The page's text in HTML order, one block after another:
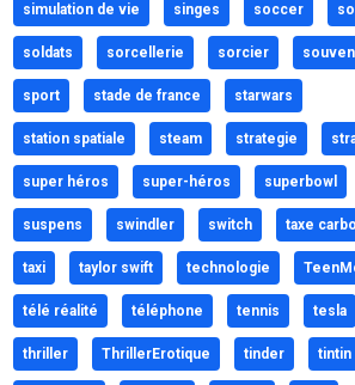
simulation de vie singes soccer
soldats sorcellerie sorcier
sport stade de france starwars
station spatiale steam strategie
super héros super-héros superbowl
suspens swindler switch taxe
taxi taylor swift technologie
télé réalité téléphone tennis tesla
thriller ThrillerErotique tinder tintin